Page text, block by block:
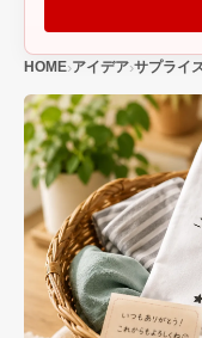
HOME アイデア サプライ